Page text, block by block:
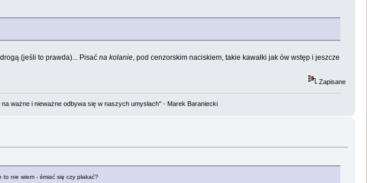
(jeśli to prawda)... Pisać na kolanie, pod cenzorskim naciskiem, takie kawałki jak ów wstęp i jeszcze
Zapisane
ważne i nieważne odbywa się w naszych umysłach" - Marek Baraniecki
nie wiem - śmiać się czy płakać?